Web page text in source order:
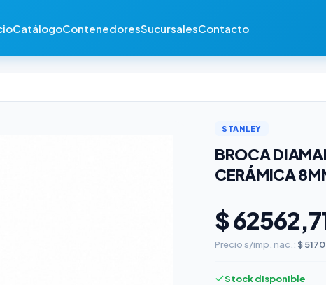
CatálogoContenedoresSucursalesContacto
STANLEY
BROCA
CERÁMICA
$
Precio s/imp. nac.: $
Stock disponible